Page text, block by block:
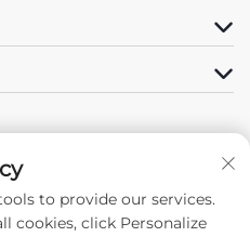
Uns
to provide our services.
cookies, click Personalize